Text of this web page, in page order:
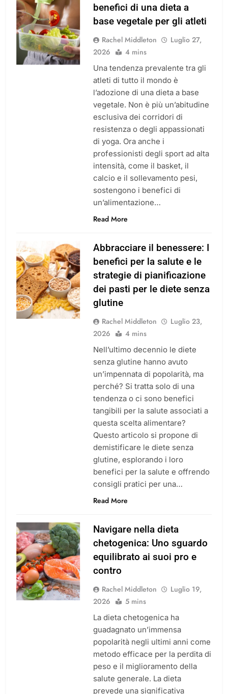
benefici di una dieta a
base vegetale per gli atleti
Rachel Middleton
Luglio 27,
2026
4 mins
Una tendenza prevalente tra gli
atleti di tutto il mondo è
l’adozione di una dieta a base
vegetale. Non è più un’abitudine
esclusiva dei corridori di
resistenza o degli appassionati
di yoga. Ora anche i
professionisti degli sport ad alta
intensità, come il basket, il
calcio e il sollevamento pesi,
sostengono i benefici di
un’alimentazione…
Read More
Abbracciare il benessere: I
benefici per la salute e le
strategie di pianificazione
dei pasti per le diete senza
glutine
Rachel Middleton
Luglio 23,
2026
4 mins
Nell’ultimo decennio le diete
senza glutine hanno avuto
un’impennata di popolarità, ma
perché? Si tratta solo di una
tendenza o ci sono benefici
tangibili per la salute associati a
questa scelta alimentare?
Questo articolo si propone di
demistificare le diete senza
glutine, esplorando i loro
benefici per la salute e offrendo
consigli pratici per una…
Read More
Navigare nella dieta
chetogenica: Uno sguardo
equilibrato ai suoi pro e
contro
Rachel Middleton
Luglio 19,
2026
5 mins
La dieta chetogenica ha
guadagnato un’immensa
popolarità negli ultimi anni come
metodo efficace per la perdita di
peso e il miglioramento della
salute generale. La dieta
prevede una significativa